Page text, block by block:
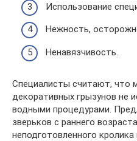
Использование
Нежность,
Ненавязчивость.
Специалисты считают, что
декоративных грызунов не
водными процедурами.
зверьков с раннего
неподготовленного